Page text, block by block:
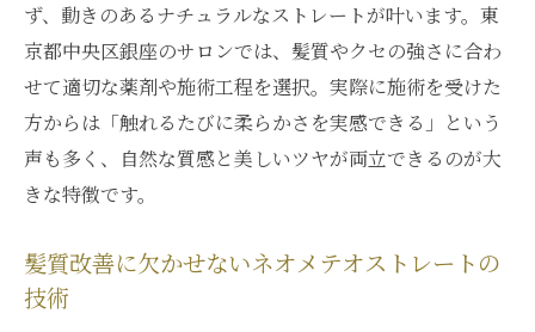
自分に合ったネオメテオストレート施術の
見極め方
髪質改善で引き出す自分らしい美しさのポ
イント
ネオメテオストレート選びで失敗しないた
めのコツ
髪質改善を叶えるネオメテオストレートの
ず、動きのあるナチュラルなストレートが叶います。東
京都中央区銀座のサロンでは、髪質やクセの強さに合わ
せて適切な薬剤や施術工程を選択。実際に施術を受けた
方からは「触れるたびに柔らかさを実感できる」という
声も多く、自然な質感と美しいツヤが両立できるのが大
きな特徴です。
髪質改善に欠かせないネオメテオストレートの
技術